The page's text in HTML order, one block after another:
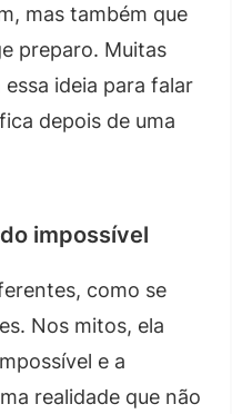
mas também que
preparo. Muitas
ideia para falar
depois de uma
impossível
como se
Nos mitos, ela
e a
realidade que não